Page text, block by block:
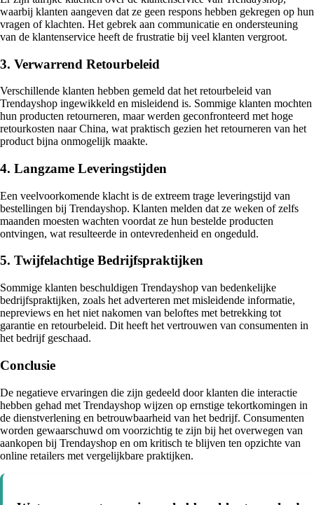
waarbij klanten aangeven dat ze geen respons hebben gekregen op hun
vragen of klachten. Het gebrek aan communicatie en ondersteuning
van de klantenservice heeft de frustratie bij veel klanten vergroot.
3. Verwarrend Retourbeleid
Verschillende klanten hebben gemeld dat het retourbeleid van
Trendayshop ingewikkeld en misleidend is. Sommige klanten mochten
hun producten retourneren, maar werden geconfronteerd met hoge
retourkosten naar China, wat praktisch gezien het retourneren van het
product bijna onmogelijk maakte.
4. Langzame Leveringstijden
Een veelvoorkomende klacht is de extreem trage leveringstijd van
bestellingen bij Trendayshop. Klanten melden dat ze weken of zelfs
maanden moesten wachten voordat ze hun bestelde producten
ontvingen, wat resulteerde in ontevredenheid en ongeduld.
5. Twijfelachtige Bedrijfspraktijken
Sommige klanten beschuldigen Trendayshop van bedenkelijke
bedrijfspraktijken, zoals het adverteren met misleidende informatie,
nepreviews en het niet nakomen van beloftes met betrekking tot
garantie en retourbeleid. Dit heeft het vertrouwen van consumenten in
het bedrijf geschaad.
Conclusie
De negatieve ervaringen die zijn gedeeld door klanten die interactie
hebben gehad met Trendayshop wijzen op ernstige tekortkomingen in
de dienstverlening en betrouwbaarheid van het bedrijf. Consumenten
worden gewaarschuwd om voorzichtig te zijn bij het overwegen van
aankopen bij Trendayshop en om kritisch te blijven ten opzichte van
online retailers met vergelijkbare praktijken.